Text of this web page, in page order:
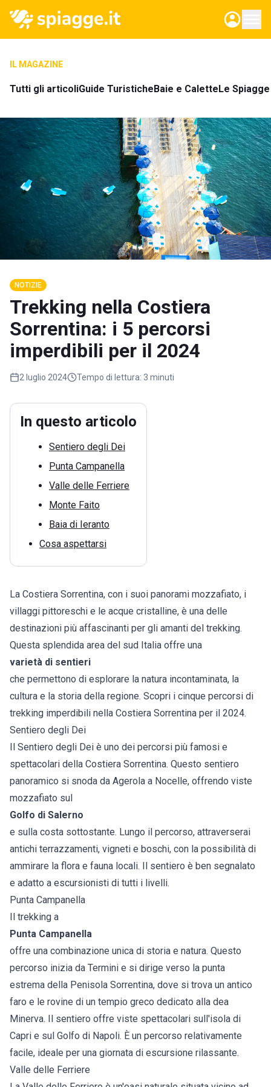
IL MAGAZINE
Tutti gli articoliGuide TuristicheBaie e CaletteLe
NOTIZIE
Trekking nella Costiera
Sorrentina: i 5 percorsi
imperdibili per il 2024
2 luglio 2024 Tempo di lettura: 3 minuti
In questo articolo
Sentiero degli Dei
Punta Campanella
Valle delle Ferriere
Monte Faito
Baia di Ieranto
Cosa aspettarsi
La Costiera Sorrentina, con i suoi panorami mozzafiato, i
villaggi pittoreschi e le acque cristalline, è una delle
destinazioni più affascinanti per gli amanti del trekking.
Questa splendida area del sud Italia offre una
varietà di sentieri
che permettono di esplorare la natura incontaminata, la
cultura e la storia della regione. Scopri i cinque percorsi di
trekking imperdibili nella Costiera Sorrentina per il 2024.
Sentiero degli Dei
Il Sentiero degli Dei è uno dei percorsi più famosi e
spettacolari della Costiera Sorrentina. Questo sentiero
panoramico si snoda da Agerola a Nocelle, offrendo viste
mozzafiato sul
Golfo di Salerno
e sulla costa sottostante. Lungo il percorso, attraverserai
antichi terrazzamenti, vigneti e boschi, con la possibilità di
ammirare la flora e fauna locali. Il sentiero è ben segnalato
e adatto a escursionisti di tutti i livelli.
Punta Campanella
Il trekking a
Punta Campanella
offre una combinazione unica di storia e natura. Questo
percorso inizia da Termini e si dirige verso la punta
estrema della Penisola Sorrentina, dove si trova un antico
faro e le rovine di un tempio greco dedicato alla dea
Minerva. Il sentiero offre viste spettacolari sull'isola di
Capri e sul Golfo di Napoli. È un percorso relativamente
facile, ideale per una giornata di escursione rilassante.
Valle delle Ferriere